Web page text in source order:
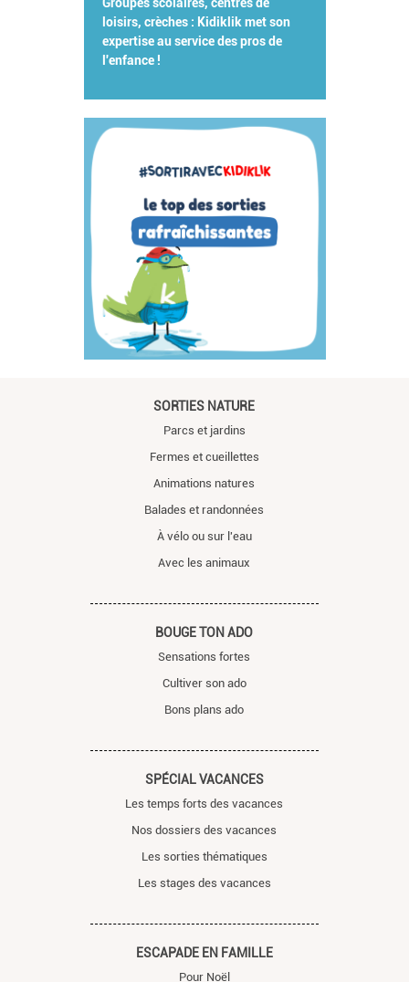
Groupes scolaires, centres de
loisirs, crèches : Kidiklik met son
expertise au service des pros de
l'enfance !
SORTIES NATURE
Parcs et jardins
Fermes et cueillettes
Animations natures
Balades et randonnées
À vélo ou sur l'eau
Avec les animaux
BOUGE TON ADO
Sensations fortes
Cultiver son ado
Bons plans ado
SPÉCIAL VACANCES
Les temps forts des vacances
Nos dossiers des vacances
Les sorties thématiques
Les stages des vacances
ESCAPADE EN FAMILLE
Pour Noël